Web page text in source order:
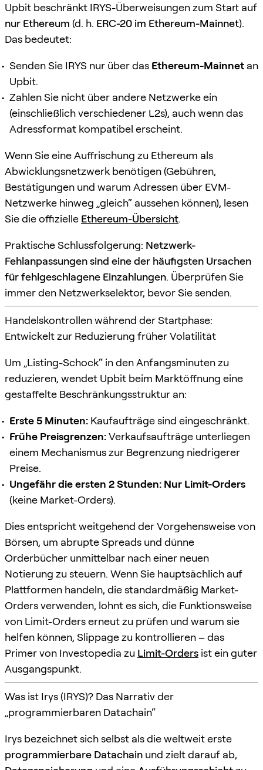
Upbit beschränkt IRYS-Überweisungen zum Start auf
nur Ethereum (d. h. ERC-20 im Ethereum-Mainnet).
Das bedeutet:
Senden Sie IRYS nur über das Ethereum-Mainnet an
Upbit.
Zahlen Sie nicht über andere Netzwerke ein
(einschließlich verschiedener L2s), auch wenn das
Adressformat kompatibel erscheint.
Wenn Sie eine Auffrischung zu Ethereum als
Abwicklungsnetzwerk benötigen (Gebühren,
Bestätigungen und warum Adressen über EVM-
Netzwerke hinweg „gleich“ aussehen können), lesen
Sie die offizielle Ethereum-Übersicht.
Praktische Schlussfolgerung: Netzwerk-
Fehlanpassungen sind eine der häufigsten Ursachen
für fehlgeschlagene Einzahlungen. Überprüfen Sie
immer den Netzwerkselektor, bevor Sie senden.
Handelskontrollen während der Startphase:
Entwickelt zur Reduzierung früher Volatilität
Um „Listing-Schock“ in den Anfangsminuten zu
reduzieren, wendet Upbit beim Marktöffnung eine
gestaffelte Beschränkungsstruktur an:
Erste 5 Minuten: Kaufaufträge sind eingeschränkt.
Frühe Preisgrenzen:Verkaufsaufträge unterliegen
einem Mechanismus zur Begrenzung niedrigerer
Preise.
Ungefähr die ersten 2 Stunden: Nur Limit-Orders
(keine Market-Orders).
Dies entspricht weitgehend der Vorgehensweise von
Börsen, um abrupte Spreads und dünne
Orderbücher unmittelbar nach einer neuen
Notierung zu steuern. Wenn Sie hauptsächlich auf
Plattformen handeln, die standardmäßig Market-
Orders verwenden, lohnt es sich, die Funktionsweise
von Limit-Orders erneut zu prüfen und warum sie
helfen können, Slippage zu kontrollieren – das
Primer von Investopedia zu Limit-Orders ist ein guter
Ausgangspunkt.
Was ist Irys (IRYS)? Das Narrativ der
„programmierbaren Datachain“
Irys bezeichnet sich selbst als die weltweit erste
programmierbare Datachain und zielt darauf ab,